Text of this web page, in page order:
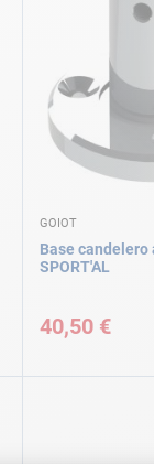
GOIOT
Base
SPORT'AL
40,50 €